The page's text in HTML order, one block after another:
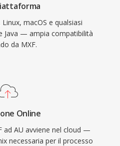
macOS e qualsiasi
Java — ampia compatibilità
da MXF.
Online
ad AU avviene nel cloud —
necessaria per il processo